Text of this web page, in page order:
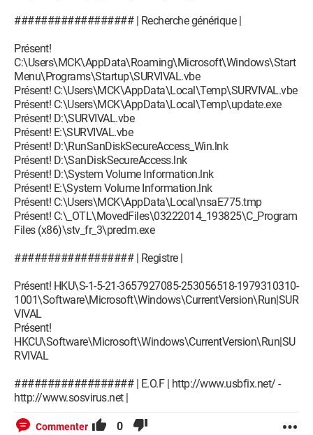
################## | Recherche générique |
Présent!
C:\Users\MCK\AppData\Roaming\Microsoft\Windows\Start
Menu\Programs\Startup\SURVIVAL.vbe
Présent! C:\Users\MCK\AppData\Local\Temp\SURVIVAL.vbe
Présent! C:\Users\MCK\AppData\Local\Temp\update.exe
Présent! D:\SURVIVAL.vbe
Présent! E:\SURVIVAL.vbe
Présent! D:\RunSanDiskSecureAccess_Win.lnk
Présent! D:\SanDiskSecureAccess.lnk
Présent! D:\System Volume Information.lnk
Présent! E:\System Volume Information.lnk
Présent! C:\Users\MCK\AppData\Local\nsaE775.tmp
Présent! C:\_OTL\MovedFiles\03222014_193825\C_Program
Files (x86)\stv_fr_3\predm.exe
################## | Registre |
Présent! HKU\S-1-5-21-3657927085-253056518-1979310310-
1001\Software\Microsoft\Windows\CurrentVersion\Run|SUR
VIVAL
Présent!
HKCU\Software\Microsoft\Windows\CurrentVersion\Run|SU
RVIVAL
################## | E.O.F | http://www.usbfix.net/ -
http://www.sosvirus.net |
Commenter 0